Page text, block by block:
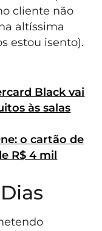
cliente não
altíssima
estou isento).
Black vai
às salas
o cartão de
R$ 4 mil